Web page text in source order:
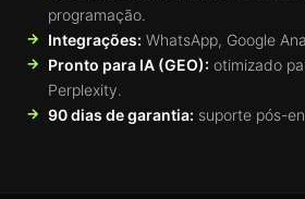
programação.
Integrações: WhatsApp, Google
Pronto para IA (GEO): otimizado
Perplexity.
90 dias de garantia: suporte pós-